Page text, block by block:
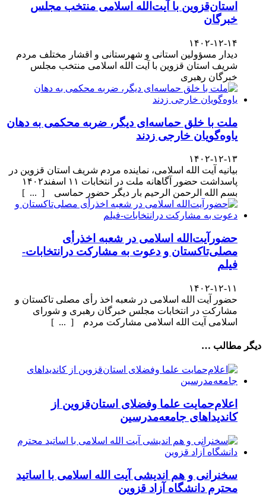
استان‌قزوین با آیت‌الله‌ اسلامی منتخب مجلس‌
خبرگان
۱۴۰۲-۱۲-۱۴
دیدار مسؤولین استانی و شهرستانی و اقشار مختلف مردم
شریف استان قزوین با آیت الله اسلامی منتخب مجلس
خبرگان رهبری
ملت با خلق حماسه‌ای دیگر، ضربه محکمی به دهان
یاوه‌گویان خارجی زدند
۱۴۰۲-۱۲-۱۳
بیانیه آیت الله اسلامی، نماینده مردم شریف استان قزوین در
پاسداشت حضور آگاهانه ملت در انتخابات ۱۱ اسفند۱۴۰۲
بسم الله الرحمن الرحیم بار دیگر حضور حماسی [ ... ]
حضورآیت‌الله اسلامی در شعبه اخذرأی
مصلی‌تاکستان و دعوت به مشارکت درانتخابات-
فیلم
۱۴۰۲-۱۲-۱۱
حضور آیت الله اسلامی در شعبه اخذ رأی مصلی تاکستان و
مشارکت در انتخابات مجلس خبرگان رهبری و شورای
اسلامی آیت الله اسلامی مشارکت مردم [ ... ]
دیگر مطالب …
اعلام‌حمایت علما وفضلای استان‌قزوین از
کاندیداهای جامعه‌مدرسین
سخنرانی و هم اندیشی آیت الله اسلامی با اساتید
محترم دانشگاه آزاد قزوین